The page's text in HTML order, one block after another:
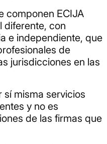
componen ECIJA
diferente, con
e independiente, que
de
jurisdicciones en las
sí misma servicios
y no es
de las firmas que